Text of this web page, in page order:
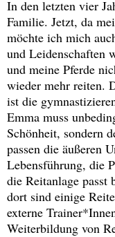
In den letzten vier
Familie. Jetzt, da
möchte ich mich
und Leidenschaften
und meine Pferde
wieder mehr reiten.
ist die
Emma muss
Schönheit, sondern
passen die äußeren
Lebensführung, die
die Reitanlage passt
dort sind einige
externe
Weiterbildung von